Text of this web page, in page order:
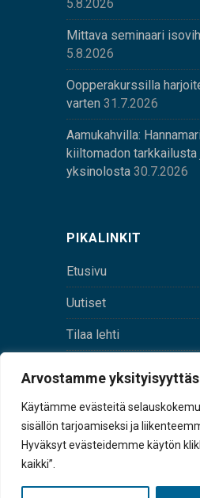
Arvostamme
Käytämme evästeitä
sisällön tarjoamiseksi ja
Hyväksyt evästeidemme käytön
kaikki”.
5.8.2026
Mittava seminaari
5.8.2026
Oopperakurssilla
varten 31.7.2026
Aamukahvilla:
kiiltomadon tarkkailusta
yksinolosta 30.7.2026
PIKALINKIT
Etusivu
Uutiset
Tilaa lehti
tunnus 0167229-8